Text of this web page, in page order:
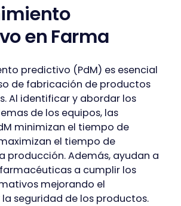
en Farma
predictivo (PdM) es esencial
de fabricación de productos
Al identificar y abordar los
de los equipos, las
minimizan el tiempo de
el tiempo de
producción. Además, ayudan a
a cumplir los
mejorando el
seguridad de los productos.